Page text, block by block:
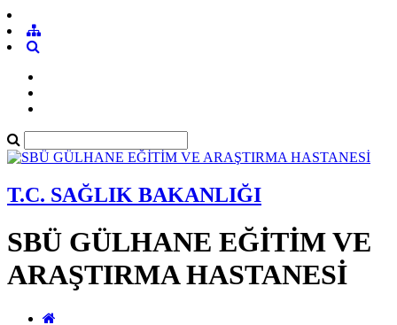
T.C. SAĞLIK BAKANLIĞI
SBÜ GÜLHANE EĞİTİM VE
ARAŞTIRMA HASTANESİ